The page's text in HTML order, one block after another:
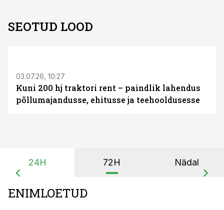
SEOTUD LOOD
03.07.26, 10:27
Kuni 200 hj traktori rent – paindlik lahendus
põllumajandusse, ehitusse ja teehooldusesse
24H 72H Nädal
ENIMLOETUD